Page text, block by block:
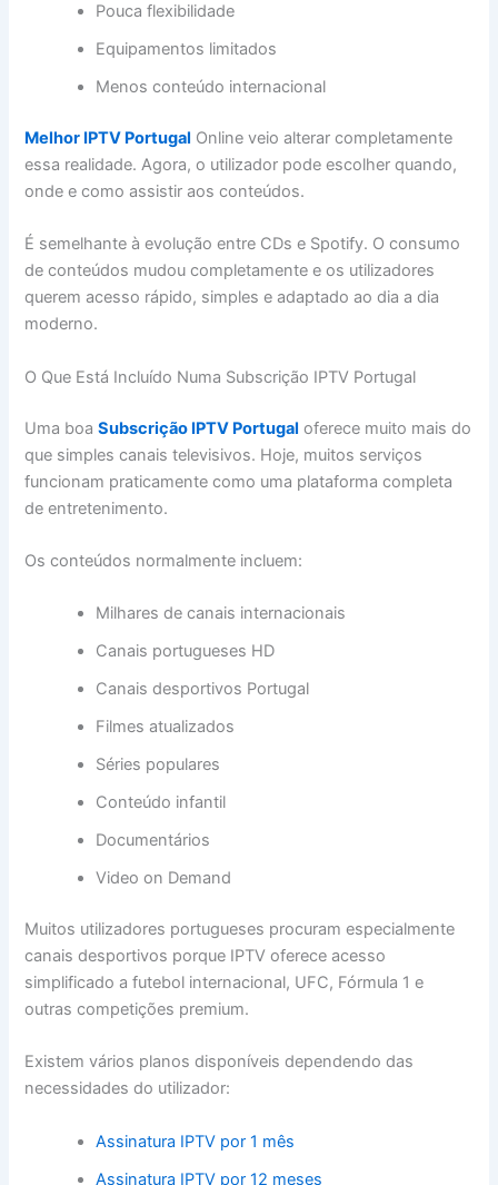
Pouca flexibilidade
Equipamentos limitados
Menos conteúdo internacional
Melhor IPTV Portugal Online veio alterar completamente
essa realidade. Agora, o utilizador pode escolher quando,
onde e como assistir aos conteúdos.
É semelhante à evolução entre CDs e Spotify. O consumo
de conteúdos mudou completamente e os utilizadores
querem acesso rápido, simples e adaptado ao dia a dia
moderno.
O Que Está Incluído Numa Subscrição IPTV Portugal
Uma boaSubscrição IPTV Portugal oferece muito mais do
que simples canais televisivos. Hoje, muitos serviços
funcionam praticamente como uma plataforma completa
de entretenimento.
Os conteúdos normalmente incluem:
Milhares de canais internacionais
Canais portugueses HD
Canais desportivos Portugal
Filmes atualizados
Séries populares
Conteúdo infantil
Documentários
Video on Demand
Muitos utilizadores portugueses procuram especialmente
canais desportivos porque IPTV oferece acesso
simplificado a futebol internacional, UFC, Fórmula 1 e
outras competições premium.
Existem vários planos disponíveis dependendo das
necessidades do utilizador:
Assinatura IPTV por 1 mês
Assinatura IPTV por 12 meses